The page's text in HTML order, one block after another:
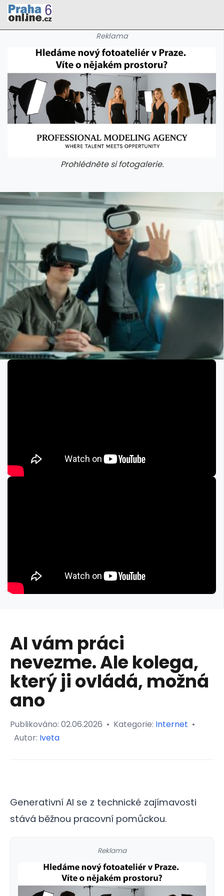
Reklama
Prohlédněte si fotogalerie.
AI vám práci
nevezme. Ale kolega,
který ji ovládá, možná
ano
Publikováno: 02.06.2026 • Kategorie: Internet •
Autor: Iveta
Generativní AI se z technické zajímavosti
stává běžnou pracovní pomůckou.
Reklama